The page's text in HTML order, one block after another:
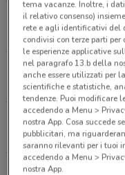
Via Curtatone,
1.1 km
CHIUSO
Corso della
2.3 km
CHIUSO
Via dei Campi,
7.6 km
CHIUSO
tema vacanze. Inoltre, i
il relativo consenso)
rete e agli identificativi del
condivisi con terze parti
le esperienze applicative
nel paragrafo 13.b della
anche essere utilizzati per
scientifiche e statistiche,
tendenze. Puoi modificare
accedendo a Menu >
nostra App. Cosa succede
pubblicitari, ma
saranno rilevanti per i tuoi
accedendo a Menu >
nostra App.